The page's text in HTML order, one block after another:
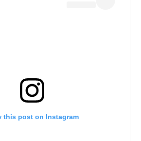
this post on Instagram